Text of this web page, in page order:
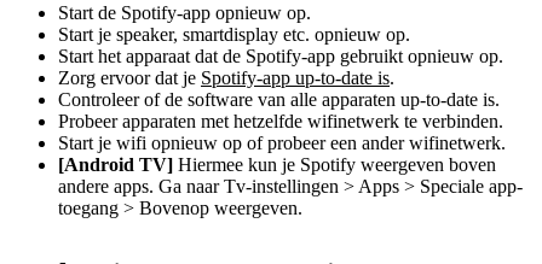
Start de Spotify-app opnieuw op.
Start je speaker, smartdisplay etc. opnieuw op.
Start het apparaat dat de Spotify-app gebruikt opnieuw op.
Zorg ervoor dat je Spotify-app up-to-date is.
Controleer of de software van alle apparaten up-to-date is.
Probeer apparaten met hetzelfde wifinetwerk te verbinden.
Start je wifi opnieuw op of probeer een ander wifinetwerk.
[Android TV] Hiermee kun je Spotify weergeven boven
andere apps. Ga naar Tv-instellingen > Apps > Speciale app-
toegang > Bovenop weergeven.